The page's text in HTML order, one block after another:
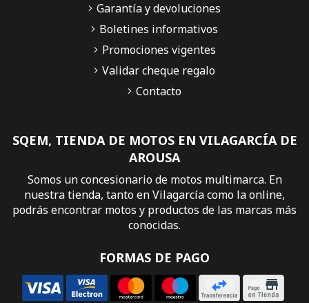
SQEM, TIENDA DE MOTOS EN VILAGARCÍA DE
AROUSA
Somos un concesionario de motos multimarca. En
nuestra tienda, tanto en Vilagarcía como la online,
podrás encontrar motos y productos de las marcas más
conocidas.
FORMAS DE PAGO
Garantía y devoluciones
Boletines informativos
Promociones vigentes
Validar cheque regalo
Contacto